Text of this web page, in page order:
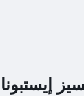
إيستبونا